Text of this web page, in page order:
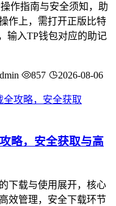
作指南与安全须知，助
作上，需打开正版比特
输入TP钱包对应的助记
857 2026-08-06
略，安全获取与高
下载与使用展开，核心
效管理，安全下载环节